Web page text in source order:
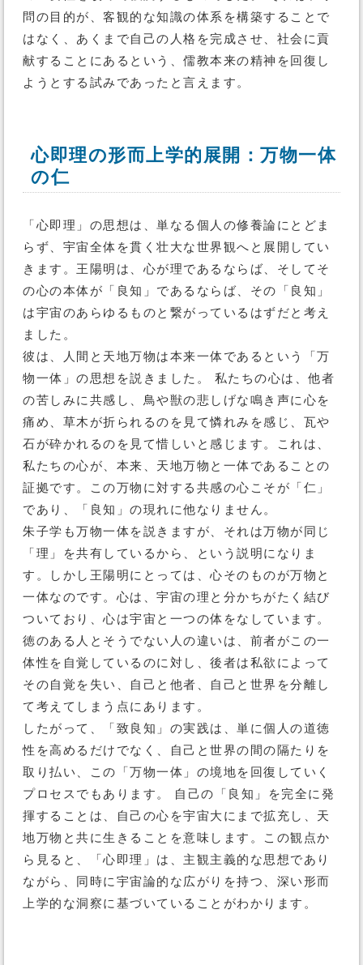
問の目的が、客観的な知識の体系を構築することで
はなく、あくまで自己の人格を完成させ、社会に貢
献することにあるという、儒教本来の精神を回復し
ようとする試みであったと言えます。
心即理の形而上学的展開：万物一体
の仁
「心即理」の思想は、単なる個人の修養論にとどま
らず、宇宙全体を貫く壮大な世界観へと展開してい
きます。王陽明は、心が理であるならば、そしてそ
の心の本体が「良知」であるならば、その「良知」
は宇宙のあらゆるものと繋がっているはずだと考え
ました。
彼は、人間と天地万物は本来一体であるという「万
物一体」の思想を説きました。 私たちの心は、他者
の苦しみに共感し、鳥や獣の悲しげな鳴き声に心を
痛め、草木が折られるのを見て憐れみを感じ、瓦や
石が砕かれるのを見て惜しいと感じます。これは、
私たちの心が、本来、天地万物と一体であることの
証拠です。この万物に対する共感の心こそが「仁」
であり、「良知」の現れに他なりません。
朱子学も万物一体を説きますが、それは万物が同じ
「理」を共有しているから、という説明になりま
す。しかし王陽明にとっては、心そのものが万物と
一体なのです。心は、宇宙の理と分かちがたく結び
ついており、心は宇宙と一つの体をなしています。
徳のある人とそうでない人の違いは、前者がこの一
体性を自覚しているのに対し、後者は私欲によって
その自覚を失い、自己と他者、自己と世界を分離し
て考えてしまう点にあります。
したがって、「致良知」の実践は、単に個人の道徳
性を高めるだけでなく、自己と世界の間の隔たりを
取り払い、この「万物一体」の境地を回復していく
プロセスでもあります。 自己の「良知」を完全に発
揮することは、自己の心を宇宙大にまで拡充し、天
地万物と共に生きることを意味します。この観点か
ら見ると、「心即理」は、主観主義的な思想であり
ながら、同時に宇宙論的な広がりを持つ、深い形而
上学的な洞察に基づいていることがわかります。